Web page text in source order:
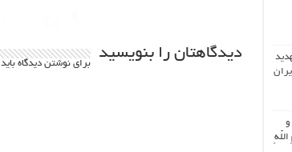
دیدگاهتان را بنویسید
برای نوشتن دیدگاه باید